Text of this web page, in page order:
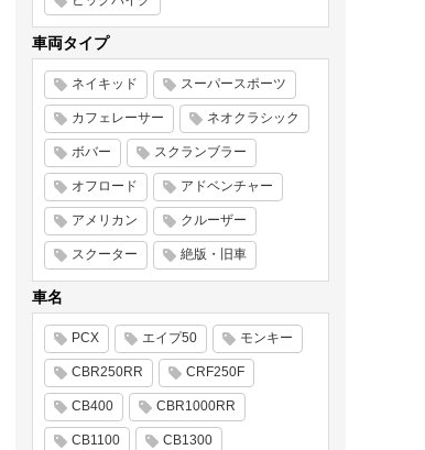
車両タイプ
ネイキッド スーパースポーツ
カフェレーサー ネオクラシック
ボバー スクランブラー
オフロード アドベンチャー
アメリカン クルーザー
スクーター 絶版・旧車
車名
PCX エイプ50 モンキー
CBR250RR CRF250F
CB400 CBR1000RR
CB1100 CB1300